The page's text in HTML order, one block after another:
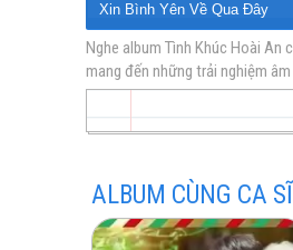
vàng
trữ
Xin Bình Yên Về Qua Đây
Tìm Lại Dấu Yêu
Thầm Mong
Lặng Lẽ Gọi Tên
Em Mang Giấc Mơ Anh Về
Mùa Xuân Em Hát
Nghe album Tình Khúc Hoài An
mang đến những trải nghiệm
ALBUM CÙNG CA SĨ